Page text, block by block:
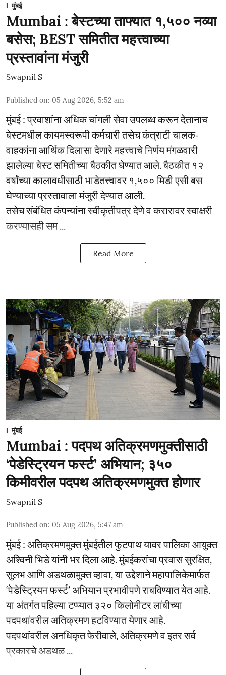
मुंबई
Mumbai : बेस्टच्या ताफ्यात १,५०० नव्या
बसेस; BEST समितीत महत्त्वाच्या
प्रस्तावांना मंजुरी
Swapnil S
Published on: 05 Aug 2026, 5:52 am
मुंबई : प्रवाशांना अधिक चांगली सेवा उपलब्ध करून देतानाच
बेस्टमधील कायमस्वरूपी कर्मचारी तसेच कंत्राटी चालक-
वाहकांना आर्थिक दिलासा देणारे महत्त्वाचे निर्णय मंगळवारी
झालेल्या बेस्ट समितीच्या बैठकीत घेण्यात आले. बैठकीत १२
वर्षांच्या कालावधीसाठी भाडेतत्त्वावर १,५०० मिडी एसी बस
घेण्याच्या प्रस्तावाला मंजुरी देण्यात आली.
तसेच संबंधित कंपन्यांना स्वीकृतीपत्र देणे व करारावर स्वाक्षरी
करण्यासही सम ...
Read More
मुंबई
Mumbai : पदपथ अतिक्रमणमुक्तीसाठी
‘पेडेस्ट्रियन फर्स्ट’ अभियान; ३५०
किमीवरील पदपथ अतिक्रमणमुक्त होणार
Swapnil S
Published on: 05 Aug 2026, 5:47 am
मुंबई : अतिक्रमणमुक्त मुंबईतील फुटपाथ यावर पालिका आयुक्त
अश्विनी भिडे यांनी भर दिला आहे. मुंबईकरांचा प्रवास सुरक्षित,
सुलभ आणि अडथळामुक्त व्हावा, या उद्देशाने महापालिकेमार्फत
‘पेडेस्ट्रियन फर्स्ट’ अभियान प्रभावीपणे राबविण्यात येत आहे.
या अंतर्गत पहिल्या टप्प्यात ३२० किलोमीटर लांबीच्या
पदपथांवरील अतिक्रमण हटविण्यात येणार आहे.
पदपथांवरील अनधिकृत फेरीवाले, अतिक्रमणे व इतर सर्व
प्रकारचे अडथळ ...